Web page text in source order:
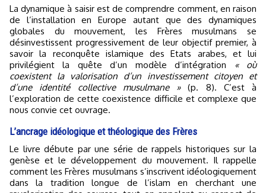
La dynamique à saisir est de comprendre comment, en raison
de l’installation en Europe autant que des dynamiques
globales du mouvement, les Frères musulmans se
désinvestissent progressivement de leur objectif premier, à
savoir la reconquête islamique des Etats arabes, et lui
privilégient la quête d’un modèle d’intégration
« où
coexistent la valorisation d’un investissement citoyen et
d’une identité collective musulmane »(p. 8). C’est à
l’exploration de cette coexistence difficile et complexe que
nous convie cet ouvrage.
L’ancrage idéologique et théologique des Frères
Le livre débute par une série de rappels historiques sur la
genèse et le développement du mouvement. Il rappelle
comment les Frères musulmans s’inscrivent idéologiquement
dans la tradition longue de l’islam en cherchant une